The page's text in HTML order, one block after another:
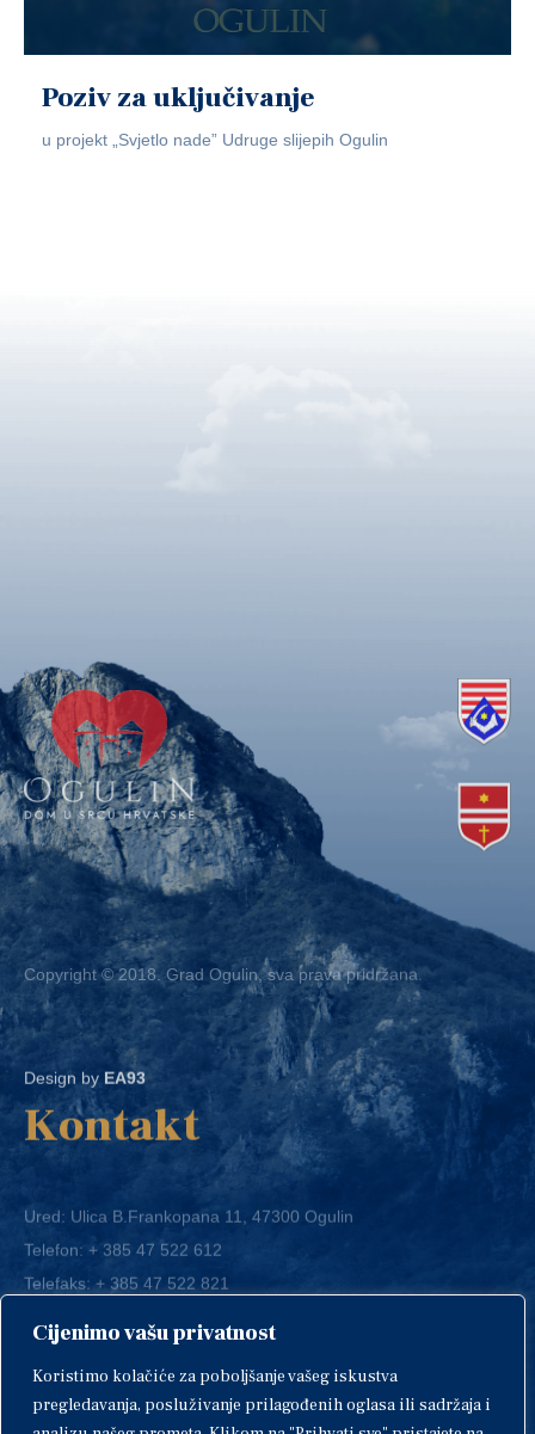
Cijenimo vašu privatnost
Koristimo kolačiće za poboljšanje vašeg iskustva
pregledavanja, posluživanje prilagođenih oglasa ili sadržaja i
Poziv za uključivanje
u projekt „Svjetlo nade” Udruge slijepih Ogulin
Copyright © 2018. Grad Ogulin, sva prava pridržana.
Design byEA93
Kontakt
Ured: Ulica B.Frankopana 11, 47300 Ogulin
Telefon:+ 385 47 522 612
Telefaks:+ 385 47 522 821
E-mail:grad-ogulin@ogulin.hr
IBAN: HR1424020061829700009